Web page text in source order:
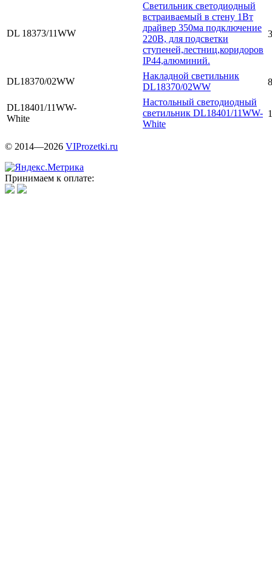
DL 18373/11WW
Светильник светодиодный
встраиваемый в стену 1Вт
драйвер 350ма подключение
220В, для подсветки
ступеней,лестниц,коридоров
IP44,алюминий.
DL18370/02WW
Накладной светильник
DL18370/02WW
DL18401/11WW-
White
Настольный светодиодный
светильник DL18401/11WW-
White
© 2014—2026 VIProzetki.ru
Принимаем к оплате: